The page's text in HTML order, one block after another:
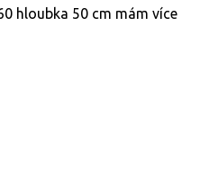
hloubka 50 cm mám více